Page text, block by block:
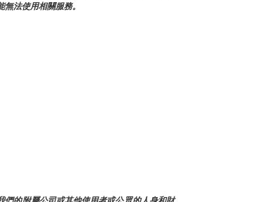
法使用相關服務。